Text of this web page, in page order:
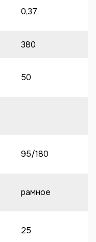
0,37
380
50
95/180
рамное
25